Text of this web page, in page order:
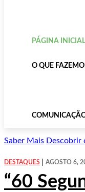
PÁGINA INICIAL
O QUE
Saber Mais Descobrir
DESTAQUES AGOSTO 6,
“60